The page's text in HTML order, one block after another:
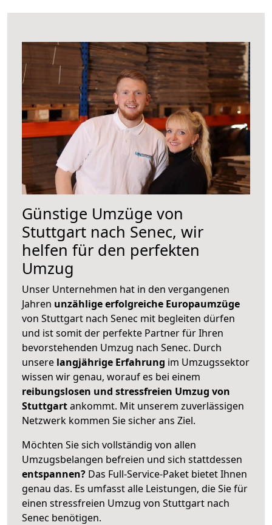
Günstige Umzüge von
Stuttgart nach Senec, wir
helfen für den perfekten
Umzug
Unser Unternehmen hat in den vergangenen
Jahren unzählige erfolgreiche Europaumzüge
von Stuttgart nach Senec mit begleiten dürfen
und ist somit der perfekte Partner für Ihren
bevorstehenden Umzug nach Senec. Durch
unsere langjährige Erfahrung im Umzugssektor
wissen wir genau, worauf es bei einem
reibungslosen und stressfreien Umzug von
Stuttgartankommt. Mit unserem zuverlässigen
Netzwerk kommen Sie sicher ans Ziel.
Möchten Sie sich vollständig von allen
Umzugsbelangen befreien und sich stattdessen
entspannen? Das Full-Service-Paket bietet Ihnen
genau das. Es umfasst alle Leistungen, die Sie für
einen stressfreien Umzug von Stuttgart nach
Senec benötigen.